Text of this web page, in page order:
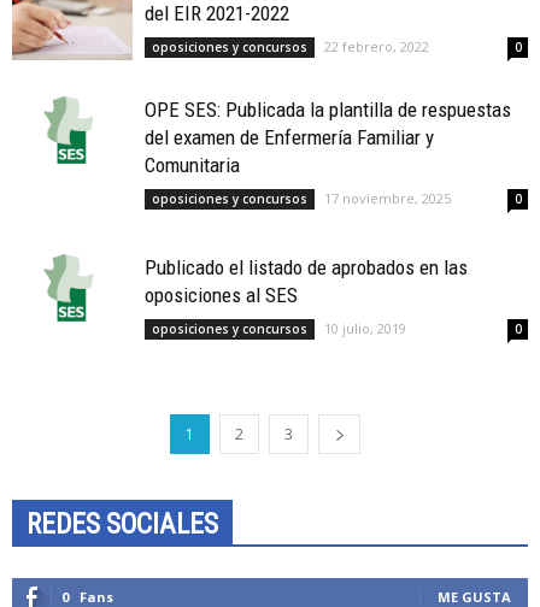
del EIR 2021-2022
oposiciones y concursos 22 febrero, 2022 0
OPE SES: Publicada la plantilla de respuestas
del examen de Enfermería Familiar y
Comunitaria
oposiciones y concursos 17 noviembre, 2025 0
Publicado el listado de aprobados en las
oposiciones al SES
oposiciones y concursos 10 julio, 2019 0
1 2 3
REDES SOCIALES
0 Fans ME GUSTA